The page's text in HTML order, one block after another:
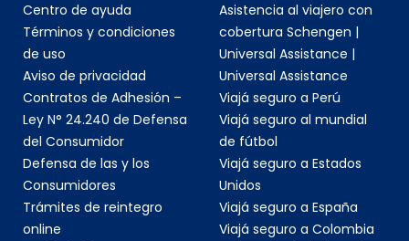
Centro de ayuda
Términos y condiciones
de uso
Aviso de privacidad
Contratos de Adhesión –
Ley N° 24.240 de Defensa
del Consumidor
Defensa de las y los
Consumidores
Trámites de reintegro
online
Asistencia al viajero con
cobertura Schengen |
Universal Assistance |
Universal Assistance
Viajá seguro a Perú
Viajá seguro al mundial
de fútbol
Viajá seguro a Estados
Unidos
Viajá seguro a España
Viajá seguro a Colombia